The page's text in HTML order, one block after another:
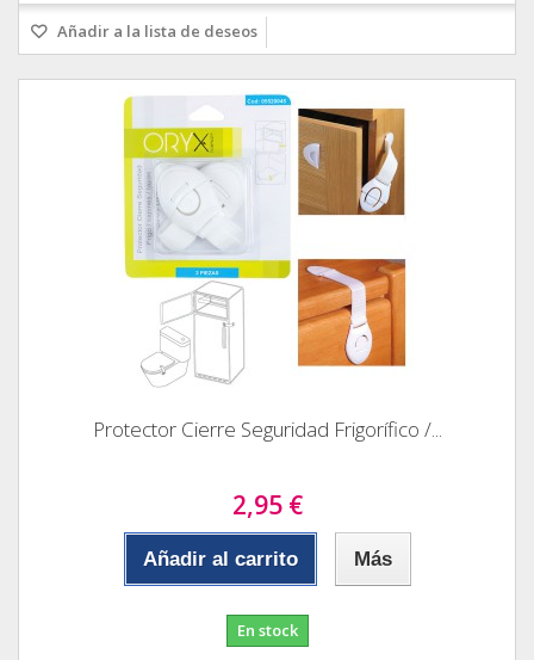
Añadir a la lista de deseos
Protector Cierre Seguridad Frigorífico /...
2,95 €
Añadir al carrito Más
En stock